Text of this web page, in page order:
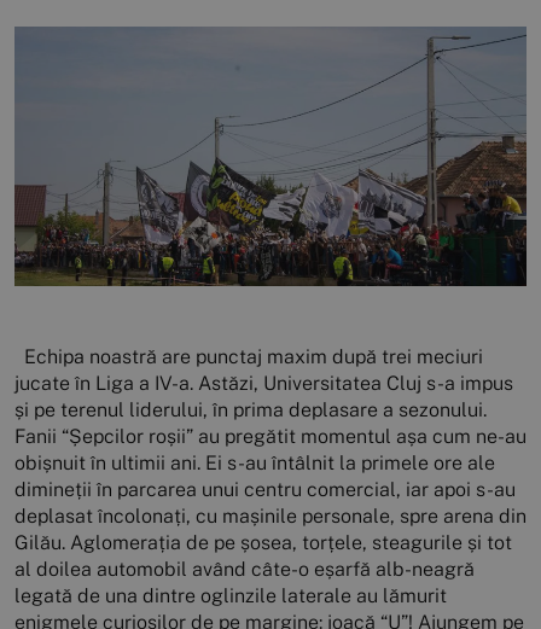
Echipa noastră are punctaj maxim după trei meciuri
jucate în Liga a IV-a. Astăzi, Universitatea Cluj s-a impus
și pe terenul liderului, în prima deplasare a sezonului.
Fanii “Șepcilor roșii” au pregătit momentul așa cum ne-au
obișnuit în ultimii ani. Ei s-au întâlnit la primele ore ale
dimineții în parcarea unui centru comercial, iar apoi s-au
deplasat încolonați, cu mașinile personale, spre arena din
Gilău. Aglomerația de pe șosea, torțele, steagurile și tot
al doilea automobil având câte-o eșarfă alb-neagră
legată de una dintre oglinzile laterale au lămurit
enigmele curioșilor de pe margine: joacă “U”! Ajungem pe